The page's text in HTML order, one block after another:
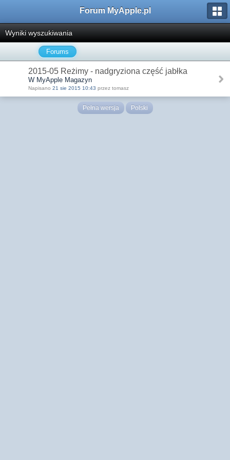
Forum MyApple.pl
Wyniki wyszukiwania
Forums
2015-05 Reżimy - nadgryziona część jabłka
W MyApple Magazyn
Napisano 21 sie 2015 10:43 przez tomasz
Pełna wersja Polski